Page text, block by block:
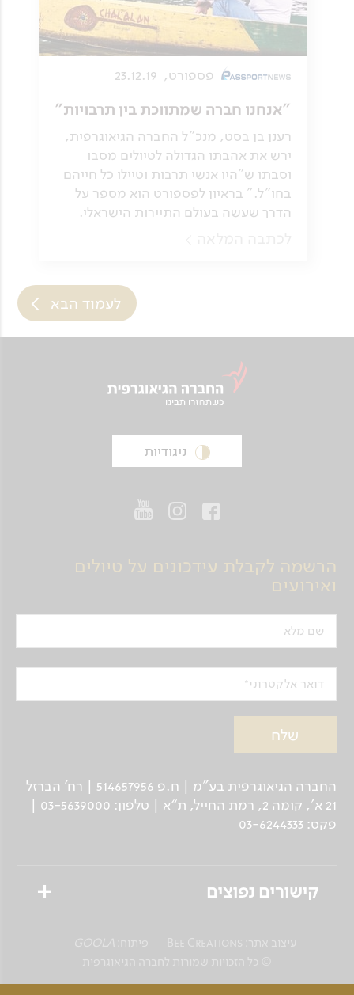
פספורט, 23.12.19
"אנחנו חברה שמתווכת בין תרבויות"
רענן בן בסט, מנכ"ל החברה הגיאוגרפית,
ירש את אהבתו הגדולה לטיולים מסבו
וסבתו ש"היו אנשי תרבות וטיילו כל חייהם
בחו"ל." בראיון לפספורט הוא מספר על
הדרך שעשה בעולם התיירות הישראלי.
לעמוד הבא
ניגודיות
הרשמה לקבלת עידכונים על טיולים
ואירועים
שם מלא
דואר אלקטרוני
החברה הגיאוגרפית בע"מ | ח.פ 514657956 | רח’ הברזל
21 א', קומה 2, רמת החייל, ת“א | טלפון: 03-5639000 |
פקס: 03-6244333
קישורים נפוצים
שייט גיאוגרפי